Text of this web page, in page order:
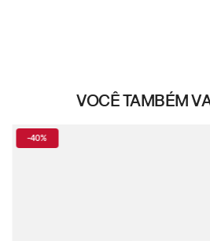
VOCÊ TAMBÉM
-40%